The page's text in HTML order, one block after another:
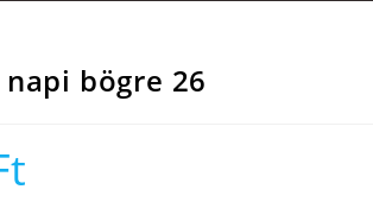
bögre 26